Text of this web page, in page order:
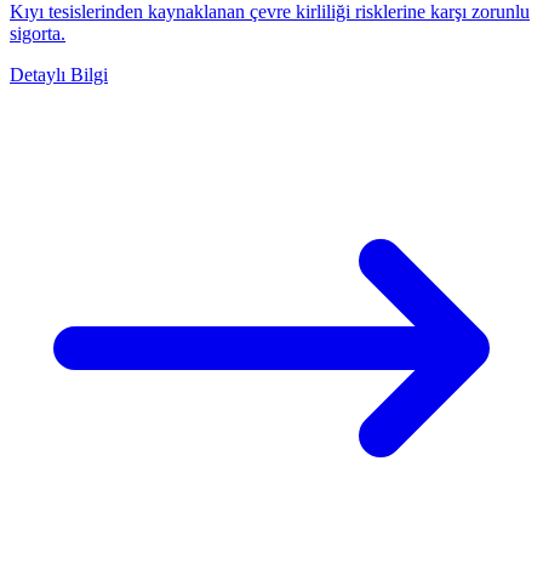
Kıyı tesislerinden kaynaklanan çevre kirliliği risklerine karşı zorunlu
sigorta.
Detaylı Bilgi